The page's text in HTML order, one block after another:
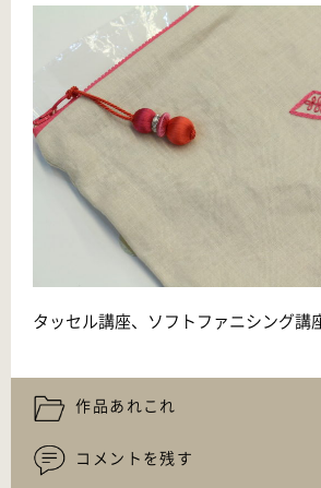
タッセル講座、ソフトファニシング講
作品あれこれ
コメントを残す